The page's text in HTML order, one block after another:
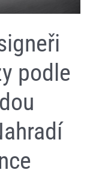
podle